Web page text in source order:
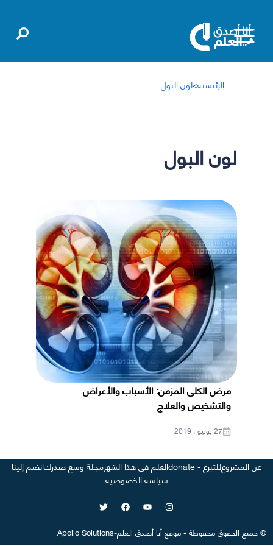
الرئيسية>لون البول
لون البول
مرض الكلى المزمن: الأسباب والأعراض
والتشخيص والعلاج
27 يونيو ، 2019
عن المشروعللتبرع - donate العلم في هذا الشهرمجلة وسع صدركانضم إلينا
سياسة الخصوصية
©جميع الحقوق محفوظة-موقعأنا أصدق العلم-
Apollo Solutions